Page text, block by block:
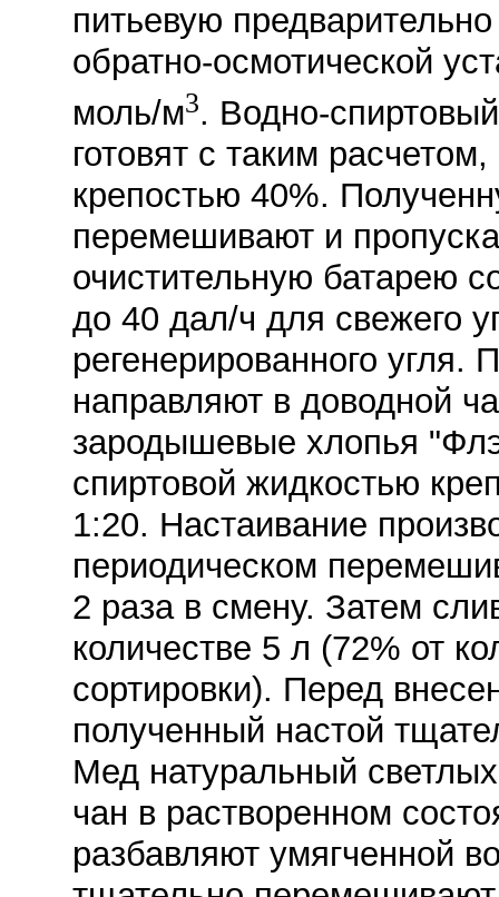
питьевую
обратно-осмотической
моль/м3. Водно-
готовят с таким
крепостью 40%.
перемешивают и
очистительную батарею
до 40 дал/ч для свежего
регенерированного
направляют в доводной
зародышевые хлопья
спиртовой жидкостью
1:20. Настаивание
периодическом
2 раза в смену. Затем
количестве 5 л (72% от
сортировки). Перед
полученный настой
Мед натуральный
чан в растворенном
разбавляют умягченной